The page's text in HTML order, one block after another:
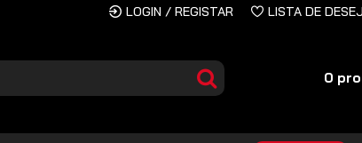
LOGIN / REGISTAR LISTA DE
0